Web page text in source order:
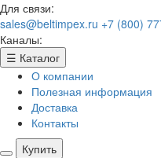
Для связи:
sales@beltimpex.ru +7 (800)
Каналы:
☰ Каталог
О компании
Полезная информация
Доставка
Контакты
Купить